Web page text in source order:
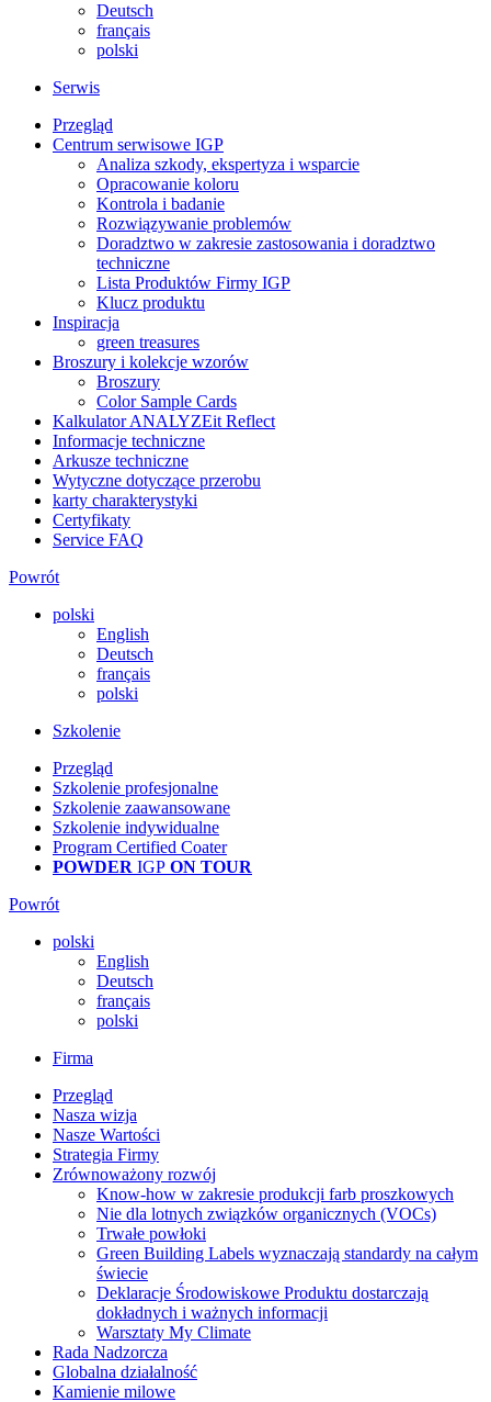
Deutsch
français
polski
Serwis
Przegląd
Centrum serwisowe IGP
Analiza szkody, ekspertyza i wsparcie
Opracowanie koloru
Kontrola i badanie
Rozwiązywanie problemów
Doradztwo w zakresie zastosowania i doradztwo
techniczne
Lista Produktów Firmy IGP
Klucz produktu
Inspiracja
green treasures
Broszury i kolekcje wzorów
Broszury
Color Sample Cards
Kalkulator ANALYZEit Reflect
Informacje techniczne
Arkusze techniczne
Wytyczne dotyczące przerobu
karty charakterystyki
Certyfikaty
Service FAQ
Powrót
polski
English
Deutsch
français
polski
Szkolenie
Przegląd
Szkolenie profesjonalne
Szkolenie zaawansowane
Szkolenie indywidualne
Program Certified Coater
POWDER IGP ON TOUR
Powrót
polski
English
Deutsch
français
polski
Firma
Przegląd
Nasza wizja
Nasze Wartości
Strategia Firmy
Zrównoważony rozwój
Know-how w zakresie produkcji farb proszkowych
Nie dla lotnych związków organicznych (VOCs)
Trwałe powłoki
Green Building Labels wyznaczają standardy na całym
świecie
Deklaracje Środowiskowe Produktu dostarczają
dokładnych i ważnych informacji
Warsztaty My Climate
Rada Nadzorcza
Globalna działalność
Kamienie milowe